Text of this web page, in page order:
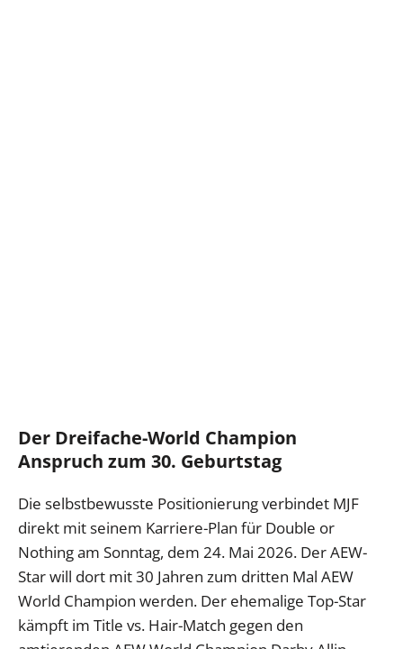
Der Dreifache-World Champion
Anspruch zum 30. Geburtstag
Die selbstbewusste Positionierung verbindet MJF
direkt mit seinem Karriere-Plan für Double or
Nothing am Sonntag, dem 24. Mai 2026. Der AEW-
Star will dort mit 30 Jahren zum dritten Mal AEW
World Champion werden. Der ehemalige Top-Star
kämpft im Title vs. Hair-Match gegen den